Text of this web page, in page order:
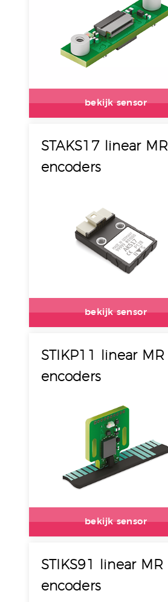
bekijk sensor
STAKS17 linear MR
encoders
bekijk sensor
STIKP11 linear MR
encoders
bekijk sensor
STIKS91 linear MR
encoders